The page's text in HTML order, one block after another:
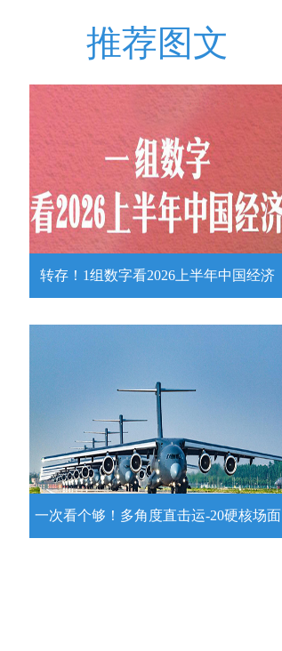
推荐图文
转存！1组数字看2026上半年中国经济
转存！1组数字看2026上半年中国经
7月15日，2026年上半年国民经济运行情
况发布。一组数字带你了解！
详情
一次看个够！多角度直击运-20硬核场面